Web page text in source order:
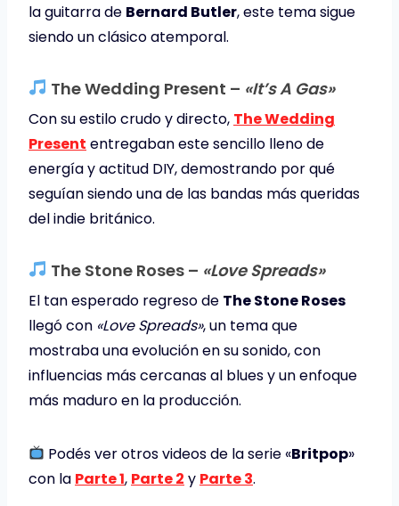
la guitarra de Bernard Butler, este tema sigue
siendo un clásico atemporal.
The Wedding Present – «It’s A Gas»
Con su estilo crudo y directo, The Wedding
Present entregaban este sencillo lleno de
energía y actitud DIY, demostrando por qué
seguían siendo una de las bandas más queridas
del indie británico.
The Stone Roses – «Love Spreads»
El tan esperado regreso de The Stone Roses
llegó con «Love Spreads», un tema que
mostraba una evolución en su sonido, con
influencias más cercanas al blues y un enfoque
más maduro en la producción.
Podés ver otros videos de la serie «Britpop»
con la Parte 1, Parte 2 y Parte 3.